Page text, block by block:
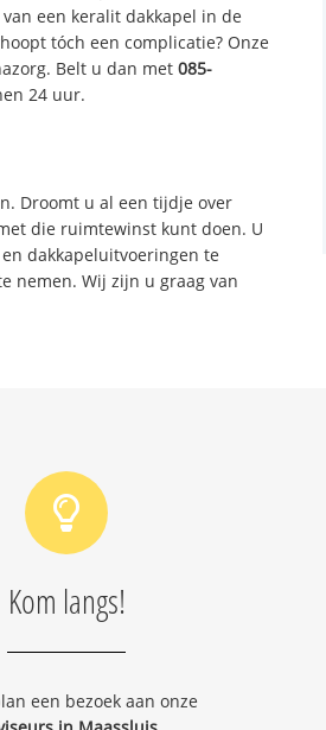
een keralit dakkapel in de
tóch een complicatie? Onze
Belt u dan met085-
24 uur.
Droomt u al een tijdje over
die ruimtewinst kunt doen. U
dakkapeluitvoeringen te
nemen. Wij zijn u graag van
Kom langs!
een bezoek aan onze